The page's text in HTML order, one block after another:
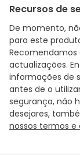
Recursos de
De momento,
para este
Recomendamos
actualizações.
informações de
antes de o
segurança, não
desejares,
nossos termos e